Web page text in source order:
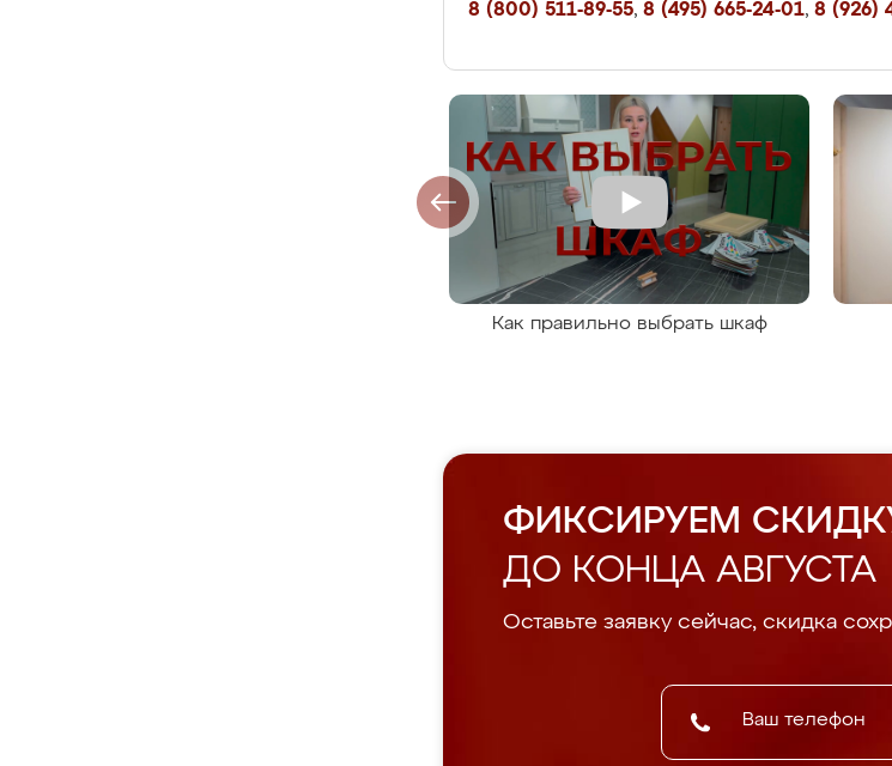
8 (800) 511-89-55, 8 (495) 665-24-01, 8 (926)
Как правильно выбрать шкаф
ФИКСИРУЕМ
ДО КОНЦА АВГУСТА
Оставьте заявку сейчас, скидка